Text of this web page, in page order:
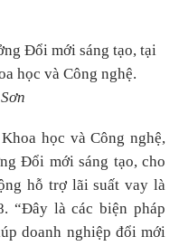
Đổi mới sáng tạo, tại
học và Công nghệ.
học và Công nghệ,
Đổi mới sáng tạo, cho
hỗ trợ lãi suất vay là
“Đây là các biện pháp
doanh nghiệp đổi mới